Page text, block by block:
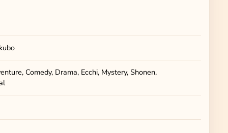
Comedy, Drama, Ecchi, Mystery, Shonen,